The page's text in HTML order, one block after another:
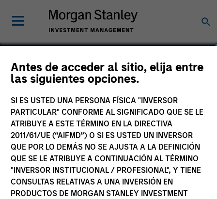
Antes de acceder al sitio, elija entre
las siguientes opciones.
SI ES USTED UNA PERSONA FÍSICA "INVERSOR
PARTICULAR" CONFORME AL SIGNIFICADO QUE SE LE
ATRIBUYE A ESTE TÉRMINO EN LA DIRECTIVA
2011/61/UE (“AIFMD”) O SI ES USTED UN INVERSOR
QUE POR LO DEMÁS NO SE AJUSTA A LA DEFINICIÓN
QUE SE LE ATRIBUYE A CONTINUACIÓN AL TÉRMINO
"INVERSOR INSTITUCIONAL / PROFESIONAL", Y TIENE
CONSULTAS RELATIVAS A UNA INVERSIÓN EN
PRODUCTOS DE MORGAN STANLEY INVESTMENT
Bryan M. Kelly
Vice President